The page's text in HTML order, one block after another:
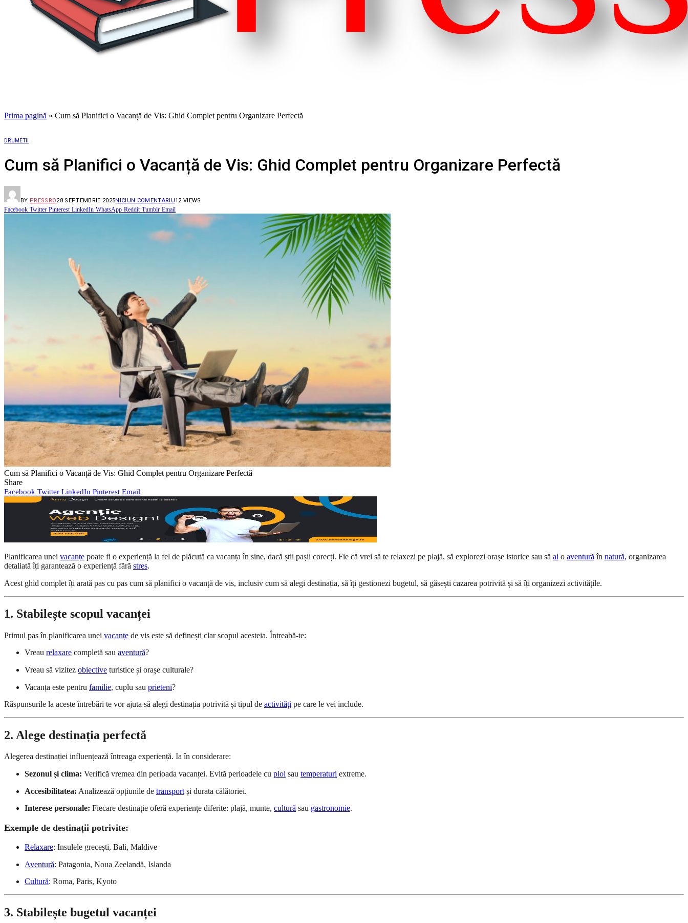
Prima pagină » Cum să Planifici o Vacanță de Vis: Ghid Complet pentru Organizare Perfectă
DRUMETII
Cum să Planifici o Vacanță de Vis: Ghid Complet pentru Organizare Perfectă
BY PRESSRO28 SEPTEMBRIE 2025NICIUN COMENTARIU12 VIEWS
Facebook Twitter Pinterest LinkedIn WhatsApp Reddit Tumblr Email
Cum să Planifici o Vacanță de Vis: Ghid Complet pentru Organizare Perfectă
Share
Facebook Twitter LinkedIn Pinterest Email
Planificarea unei vacanțe poate fi o experiență la fel de plăcută ca vacanța în sine, dacă știi pașii corecți. Fie că vrei să te relaxezi pe plajă, să explorezi orașe istorice sau să ai o aventură în natură, organizarea
detaliată îți garantează o experiență fără stres.
Acest ghid complet îți arată pas cu pas cum să planifici o vacanță de vis, inclusiv cum să alegi destinația, să îți gestionezi bugetul, să găsești cazarea potrivită și să îți organizezi activitățile.
1. Stabilește scopul vacanței
Primul pas în planificarea unei vacanțe de vis este să definești clar scopul acesteia. Întreabă-te:
Vreau relaxare completă sau aventură?
Vreau să vizitez obiective turistice și orașe culturale?
Vacanța este pentru familie, cuplu sau prieteni?
Răspunsurile la aceste întrebări te vor ajuta să alegi destinația potrivită și tipul de activități pe care le vei include.
2. Alege destinația perfectă
Alegerea destinației influențează întreaga experiență. Ia în considerare:
Sezonul și clima: Verifică vremea din perioada vacanței. Evită perioadele cu ploi sau temperaturi extreme.
Accesibilitatea: Analizează opțiunile de transport și durata călătoriei.
Interese personale: Fiecare destinație oferă experiențe diferite: plajă, munte, cultură sau gastronomie.
Exemple de destinații potrivite:
Relaxare: Insulele grecești, Bali, Maldive
Aventură: Patagonia, Noua Zeelandă, Islanda
Cultură: Roma, Paris, Kyoto
3. Stabilește bugetul vacanței